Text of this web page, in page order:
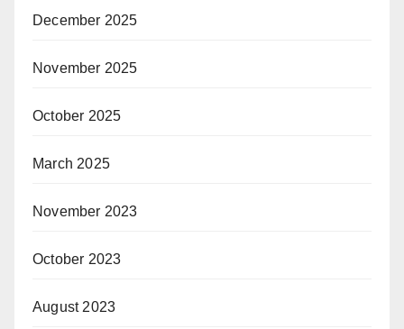
December 2025
November 2025
October 2025
March 2025
November 2023
October 2023
August 2023